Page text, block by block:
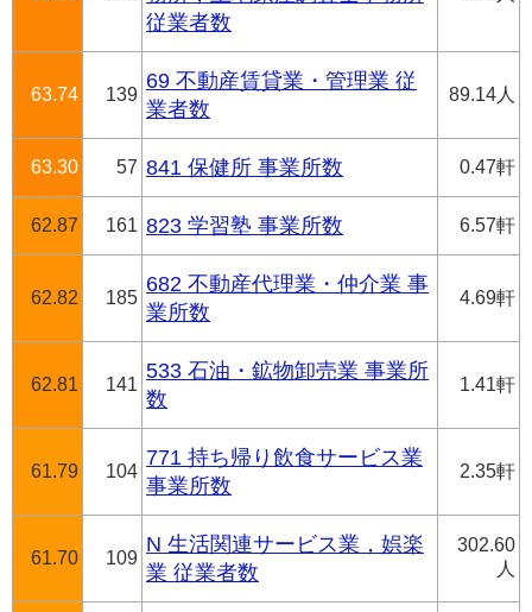
従業者数
63.74 139
69 不動産賃貸業・管理業 従
業者数
89.14人
63.30 57 841 保健所 事業所数 0.47軒
62.87 161 823 学習塾 事業所数 6.57軒
62.82 185
682 不動産代理業・仲介業 事
業所数
4.69軒
62.81 141
533 石油・鉱物卸売業 事業所
数
1.41軒
61.79 104
771 持ち帰り飲食サービス業
事業所数
2.35軒
61.70 109
N 生活関連サービス業，娯楽
業 従業者数
302.60
人